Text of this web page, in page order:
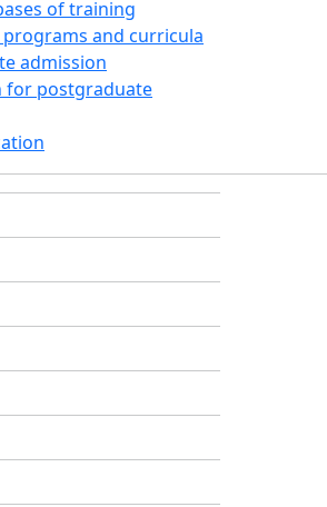
of training
programs and curricula
admission
postgraduate